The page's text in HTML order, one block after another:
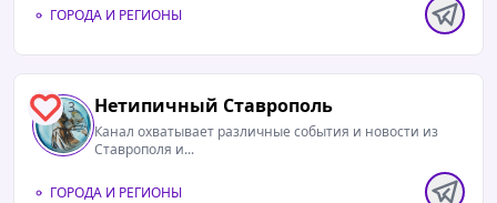
ГОРОДА И РЕГИОНЫ
3 Нетипичный Ставрополь️
Канал охватывает различные события и новости из
Ставрополя и...
ГОРОДА И РЕГИОНЫ